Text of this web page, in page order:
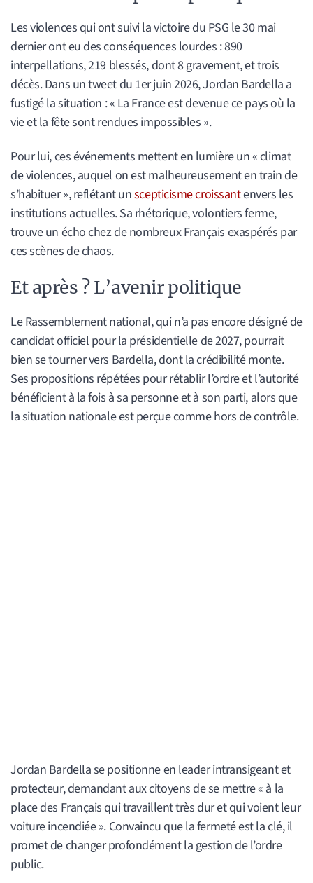
Les violences qui ont suivi la victoire du PSG le 30 mai
dernier ont eu des conséquences lourdes : 890
interpellations, 219 blessés, dont 8 gravement, et trois
décès. Dans un tweet du 1er juin 2026, Jordan Bardella a
fustigé la situation : « La France est devenue ce pays où la
vie et la fête sont rendues impossibles ».
Pour lui, ces événements mettent en lumière un « climat
de violences, auquel on est malheureusement en train de
s’habituer », reflétant unscepticisme croissantenvers les
institutions actuelles. Sa rhétorique, volontiers ferme,
trouve un écho chez de nombreux Français exaspérés par
ces scènes de chaos.
Et après ? L’avenir politique
Le Rassemblement national, qui n’a pas encore désigné de
candidat officiel pour la présidentielle de 2027, pourrait
bien se tourner vers Bardella, dont la crédibilité monte.
Ses propositions répétées pour rétablir l’ordre et l’autorité
bénéficient à la fois à sa personne et à son parti, alors que
la situation nationale est perçue comme hors de contrôle.
Jordan Bardella se positionne en leader intransigeant et
protecteur, demandant aux citoyens de se mettre « à la
place des Français qui travaillent très dur et qui voient leur
voiture incendiée ». Convaincu que la fermeté est la clé, il
promet de changer profondément la gestion de l’ordre
public.